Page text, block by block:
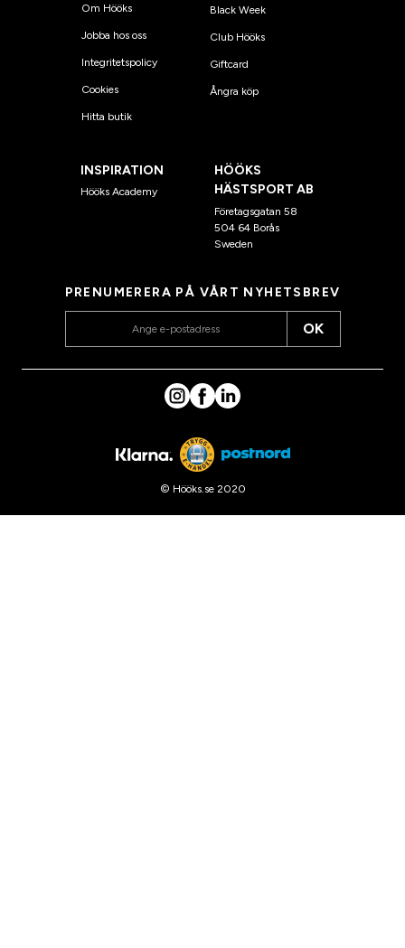
Om Hööks
Jobba hos oss
Integritetspolicy
Cookies
Hitta butik
Black Week
Club Hööks
Giftcard
Ångra köp
INSPIRATION
Hööks Academy
HÖÖKS
HÄSTSPORT AB
Företagsgatan 58
504 64 Borås
Sweden
PRENUMERERA PÅ VÅRT NYHETSBREV
OK
© Hööks.se 2020